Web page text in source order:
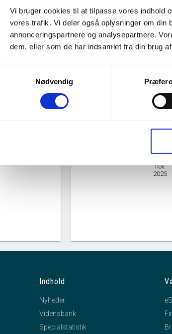
Vi bruger cookies til at tilpasse vores indhold
vores trafik. Vi deler også oplysninger om din
annonceringspartnere og analysepartnere.
dem, eller som de har indsamlet fra din brug
Nødvendig
Virksomhedshistorik
Branche
nov.
2025
Indhold
Nyheder
Vidensbank
Specialstatistik